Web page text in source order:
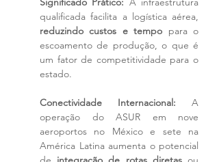
reduzindo custos e tempo para o
escoamento de produção, o que é
um fator de competitividade para o
estado.
Conectividade Internacional: A
operação do ASUR em nove
aeroportos no México e sete na
América Latina aumenta o potencial